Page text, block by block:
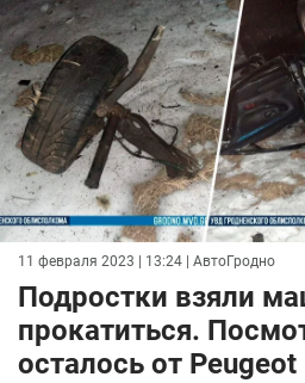
11 февраля 2023 | 13:24 | АвтоГродно
Подростки взяли
прокатиться.
осталось от Peugeot